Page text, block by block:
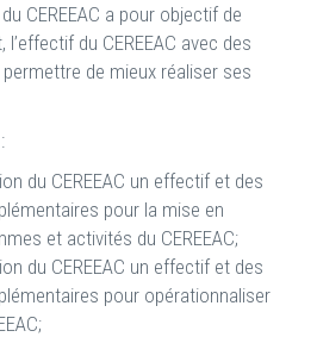
CEREEAC a pour objectif de
du CEREEAC avec des
de mieux réaliser ses
du CEREEAC un effectif et des
pour la mise en
et activités du CEREEAC;
du CEREEAC un effectif et des
pour opérationnaliser